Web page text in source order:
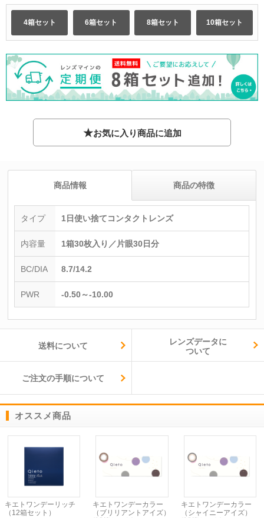
4箱セット 6箱セット 8箱セット 10箱セット
★お気に入り商品に追加
商品情報
タイプ 1日使い捨てコンタクトレンズ
内容量 1箱30枚入り／片眼30日分
BC/DIA 8.7/14.2
PWR -0.50～-10.00
商品の特徴
送料について
レンズデータに
ついて
ご注文の手順について
オススメ商品
キエトワンデーリッチ
（12箱セット）
キエトワンデーカラー
（ブリリアントアイズ）
キエトワンデーカラー
（シャイニーアイズ）